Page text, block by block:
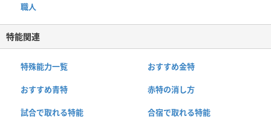
職人
特能関連
特殊能力一覧 おすすめ金特
おすすめ青特 赤特の消し方
試合で取れる特能 合宿で取れる特能